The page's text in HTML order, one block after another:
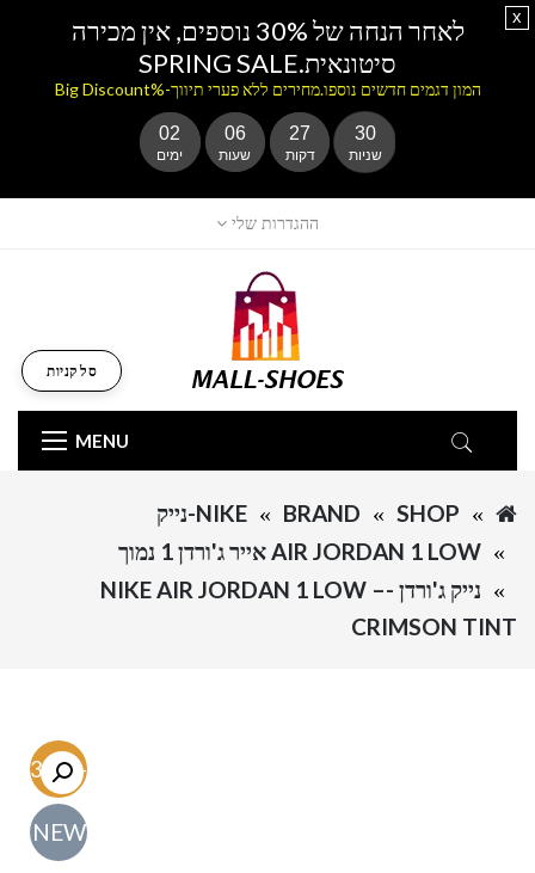
ההגדרות שלי
MENU
סל קניות
SHOP
BRAND
NIKE-נייק
AIR JORDAN 1 LOW אייר ג'ורדן 1 נמוך
נייק ג'ורדן -NIKE AIR JORDAN 1 LOW –
CRIMSON TINT
-63.5%
NEW
לאחר הנחה של 30% נוספים, אין מכירה
סיטונאית.SPRING SALE
המון דגמים חדשים נוספו.מחירים ללא פערי תיווך-%Big Discount
02
ימים
06
שעות
27
דקות
30
שניות
x